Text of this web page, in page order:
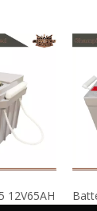
12V65AH